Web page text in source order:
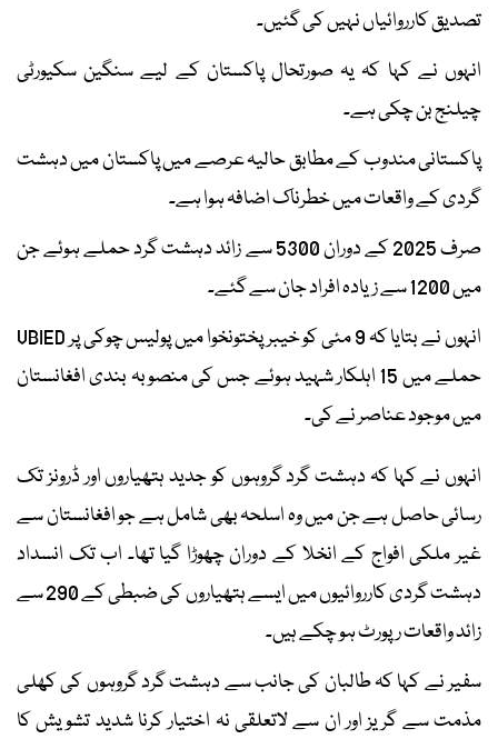
تصدیق کارروائیاں نہیں کی گئیں۔
انہوں نے کہا کہ یہ صورتحال پاکستان کے لیے سنگین سکیورٹی
چیلنج بن چکی ہے۔
پاکستانی مندوب کے مطابق حالیہ عرصے میں پاکستان میں دہشت
گردی کے واقعات میں خطرناک اضافہ ہوا ہے۔
صرف 2025 کے دوران 5300 سے زائد دہشت گرد حملے ہوئے جن
میں 1200 سے زیادہ افراد جان سے گئے۔
انہوں نے بتایا کہ 9 مئی کو خیبر پختونخوا میں پولیس چوکی پر VBIED
حملے میں 15 اہلکار شہید ہوئے جس کی منصوبہ بندی افغانستان
میں موجود عناصر نے کی۔
انہوں نے کہا کہ دہشت گرد گروہوں کو جدید ہتھیاروں اور ڈرونز تک
رسائی حاصل ہے جن میں وہ اسلحہ بھی شامل ہے جو افغانستان سے
غیر ملکی افواج کے انخلا کے دوران چھوڑا گیا تھا۔ اب تک انسداد
دہشت گردی کارروائیوں میں ایسے ہتھیاروں کی ضبطی کے 290 سے
زائد واقعات رپورٹ ہو چکے ہیں۔
سفیر نے کہا کہ طالبان کی جانب سے دہشت گرد گروہوں کی کھلی
مذمت سے گریز اور ان سے لاتعلقی نہ اختیار کرنا شدید تشویش کا